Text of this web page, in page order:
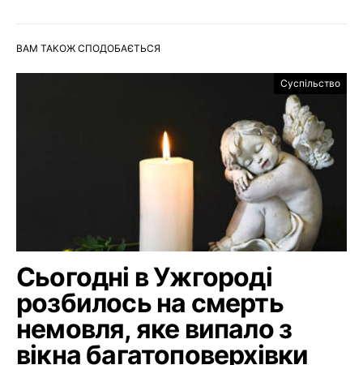
ВАМ ТАКОЖ СПОДОБАЄТЬСЯ
Суспільство
Сьогодні в Ужгороді
розбилось на смерть
немовля, яке випало з
вікна багатоповерхівки